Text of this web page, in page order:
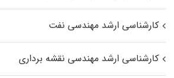
کارشناسی ارشد مهندسی نفت
کارشناسی ارشد مهندسی نقشه برداری